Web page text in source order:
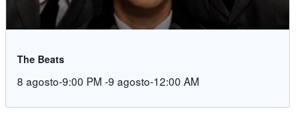
The Beats
8 agosto-9:00 PM -9 agosto-12:00 AM